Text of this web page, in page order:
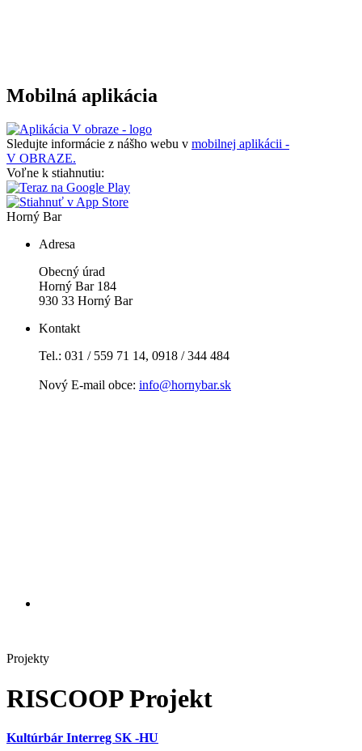
Mobilná aplikácia
Sledujte informácie z nášho webu v mobilnej aplikácii -
V OBRAZE.
Voľne k stiahnutiu:
Horný Bar
Adresa
Obecný úrad
Horný Bar 184
930 33 Horný Bar
Kontakt
Tel.: 031 / 559 71 14, 0918 / 344 484
Nový E-mail obce: info@hornybar.sk
Projekty
RISCOOP Projekt
Kultúrbár Interreg SK -HU